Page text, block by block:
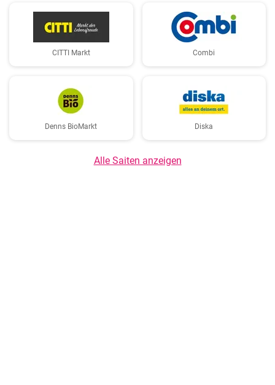
CITTI Markt Combi
Denns BioMarkt Diska
Alle Saiten anzeigen